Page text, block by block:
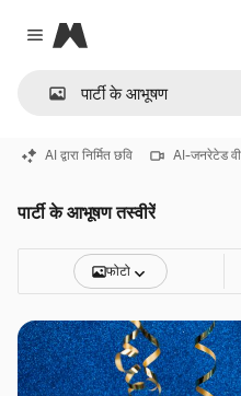
Close menu
Magnific
AI द्वारा निर्मित छवि AI-जनरेटेड
पार्टी के आभूषण तस्वीरें
फोटो